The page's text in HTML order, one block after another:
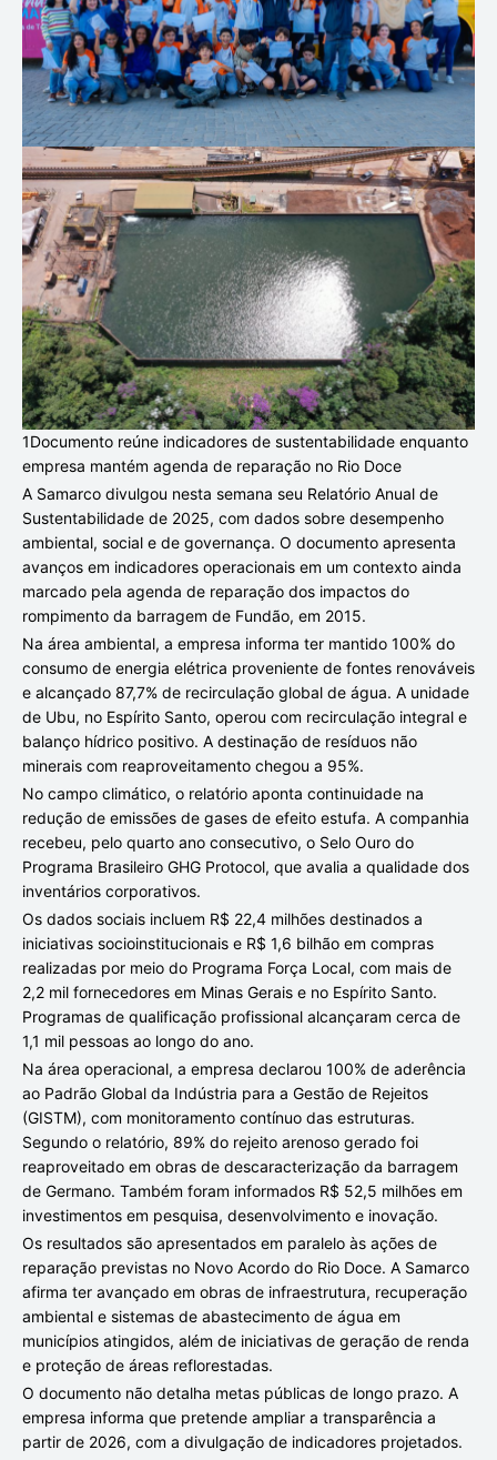
1Documento reúne indicadores de sustentabilidade enquanto
empresa mantém agenda de reparação no Rio Doce
A Samarco divulgou nesta semana seu Relatório Anual de
Sustentabilidade de 2025, com dados sobre desempenho
ambiental, social e de governança. O documento apresenta
avanços em indicadores operacionais em um contexto ainda
marcado pela agenda de reparação dos impactos do
rompimento da barragem de Fundão, em 2015.
Na área ambiental, a empresa informa ter mantido 100% do
consumo de energia elétrica proveniente de fontes renováveis
e alcançado 87,7% de recirculação global de água. A unidade
de Ubu, no Espírito Santo, operou com recirculação integral e
balanço hídrico positivo. A destinação de resíduos não
minerais com reaproveitamento chegou a 95%.
No campo climático, o relatório aponta continuidade na
redução de emissões de gases de efeito estufa. A companhia
recebeu, pelo quarto ano consecutivo, o Selo Ouro do
Programa Brasileiro GHG Protocol, que avalia a qualidade dos
inventários corporativos.
Os dados sociais incluem R$ 22,4 milhões destinados a
iniciativas socioinstitucionais e R$ 1,6 bilhão em compras
realizadas por meio do Programa Força Local, com mais de
2,2 mil fornecedores em Minas Gerais e no Espírito Santo.
Programas de qualificação profissional alcançaram cerca de
1,1 mil pessoas ao longo do ano.
Na área operacional, a empresa declarou 100% de aderência
ao Padrão Global da Indústria para a Gestão de Rejeitos
(GISTM), com monitoramento contínuo das estruturas.
Segundo o relatório, 89% do rejeito arenoso gerado foi
reaproveitado em obras de descaracterização da barragem
de Germano. Também foram informados R$ 52,5 milhões em
investimentos em pesquisa, desenvolvimento e inovação.
Os resultados são apresentados em paralelo às ações de
reparação previstas no Novo Acordo do Rio Doce. A Samarco
afirma ter avançado em obras de infraestrutura, recuperação
ambiental e sistemas de abastecimento de água em
municípios atingidos, além de iniciativas de geração de renda
e proteção de áreas reflorestadas.
O documento não detalha metas públicas de longo prazo. A
empresa informa que pretende ampliar a transparência a
partir de 2026, com a divulgação de indicadores projetados.